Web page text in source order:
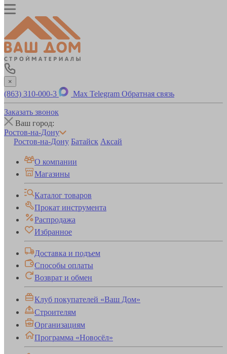
×
(863) 310-000-3 Max Telegram Обратная связь
Заказать звонок
Ваш город:
Ростов-на-Дону
Ростов-на-Дону Батайск Аксай
О компании
Магазины
Каталог товаров
Прокат инструмента
Распродажа
Избранное
Доставка и подъем
Способы оплаты
Возврат и обмен
Клуб покупателей «Ваш Дом»
Строителям
Организациям
Программа «Новосёл»